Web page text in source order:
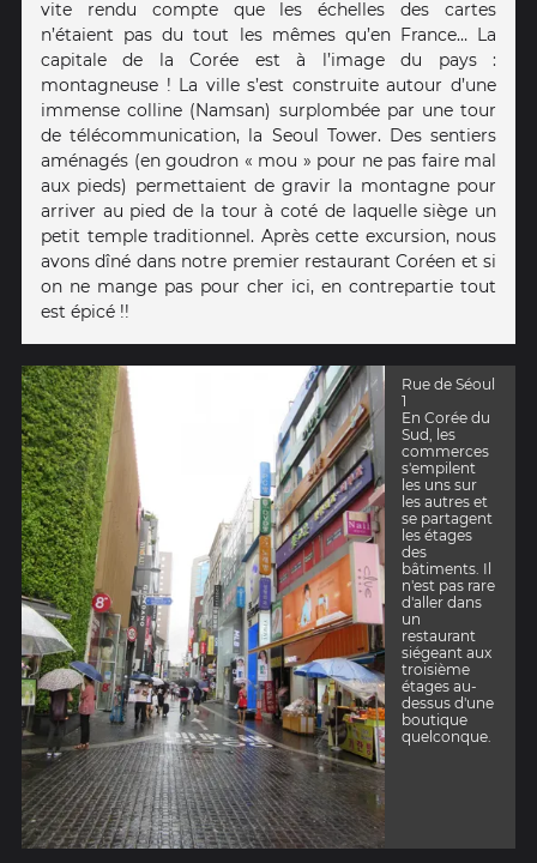
vite rendu compte que les échelles des cartes
n’étaient pas du tout les mêmes qu’en France… La
capitale de la Corée est à l’image du pays :
montagneuse ! La ville s’est construite autour d’une
immense colline (Namsan) surplombée par une tour
de télécommunication, la Seoul Tower. Des sentiers
aménagés (en goudron « mou » pour ne pas faire mal
aux pieds) permettaient de gravir la montagne pour
arriver au pied de la tour à coté de laquelle siège un
petit temple traditionnel. Après cette excursion, nous
avons dîné dans notre premier restaurant Coréen et si
on ne mange pas pour cher ici, en contrepartie tout
est épicé !!
Rue de Séoul
1
En Corée du
Sud, les
commerces
s'empilent
les uns sur
les autres et
se partagent
les étages
des
bâtiments. Il
n'est pas rare
d'aller dans
un
restaurant
siégeant aux
troisième
étages au-
dessus d'une
boutique
quelconque.